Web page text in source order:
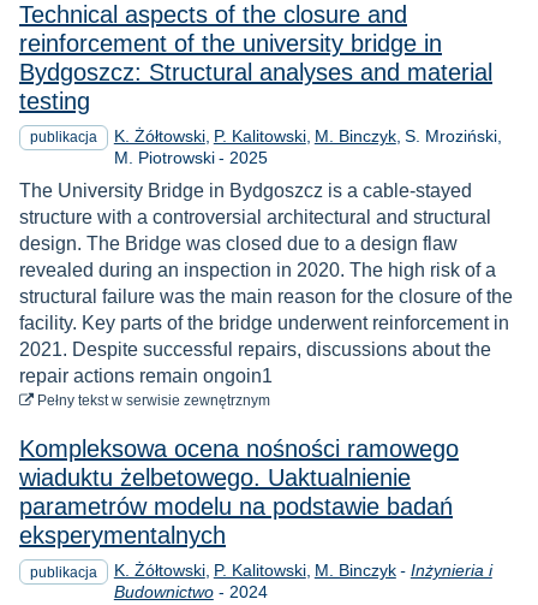
Technical aspects of the closure and
reinforcement of the university bridge in
Bydgoszcz: Structural analyses and material
testing
publikacja K. Żółtowski P. Kalitowski M. Binczyk S. Mroziński
M. Piotrowski - Rok
2025
The University Bridge in Bydgoszcz is a cable-stayed
structure with a controversial architectural and structural
design. The Bridge was closed due to a design flaw
revealed during an inspection in 2020. The high risk of a
structural failure was the main reason for the closure of the
facility. Key parts of the bridge underwent reinforcement in
2021. Despite successful repairs, discussions about the
repair actions remain ongoin1
Pełny tekstdo pobrania
w serwisie zewnętrznym
Kompleksowa ocena nośności ramowego
wiaduktu żelbetowego. Uaktualnienie
parametrów modelu na podstawie badań
eksperymentalnych
publikacja K. Żółtowski P. Kalitowski M. Binczyk - Inżynieria i
Budownictwo- Rok
2024